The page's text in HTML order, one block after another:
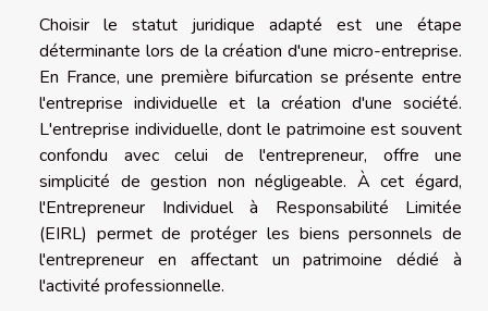
Choisir le statut juridique adapté est une étape
déterminante lors de la création d'une micro-entreprise.
En France, une première bifurcation se présente entre
l'entreprise individuelle et la création d'une société.
L'entreprise individuelle, dont le patrimoine est souvent
confondu avec celui de l'entrepreneur, offre une
simplicité de gestion non négligeable. À cet égard,
l'Entrepreneur Individuel à Responsabilité Limitée
(EIRL) permet de protéger les biens personnels de
l'entrepreneur en affectant un patrimoine dédié à
l'activité professionnelle.